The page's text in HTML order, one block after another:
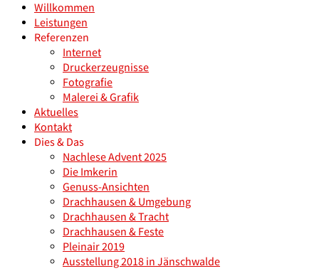
Willkommen
Leistungen
Referenzen
Internet
Druckerzeugnisse
Fotografie
Malerei & Grafik
Aktuelles
Kontakt
Dies & Das
Nachlese Advent 2025
Die Imkerin
Genuss-Ansichten
Drachhausen & Umgebung
Drachhausen & Tracht
Drachhausen & Feste
Pleinair 2019
Ausstellung 2018 in Jänschwalde